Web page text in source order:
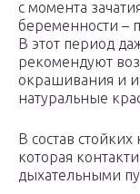
с момента
беременности –
В этот период
рекомендуют
окрашивания и
натуральные
В состав
которая
дыхательными